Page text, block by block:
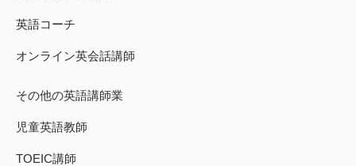
英語コーチ
オンライン英会話講師
その他の英語講師業
児童英語教師
TOEIC講師